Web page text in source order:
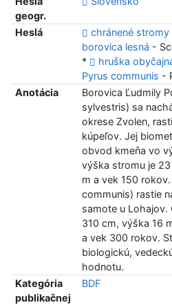
geogr.
Heslá chránené stromy
borovica lesná -
*
hruška
Pyrus communis -
Anotácia
Borovica Ľudmily
sylvestris) sa
okrese Zvolen,
kúpeľov. Jej
obvod kmeňa vo
výška stromu je
m a vek 150
communis) rastie
samote u Lohajov.
310 cm, výška 16
a vek 300 rokov.
biologickú,
hodnotu.
Kategória
publikačnej
BDF